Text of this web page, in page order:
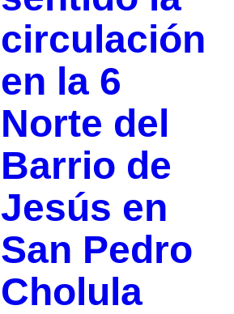
circulación
en la 6
Norte del
Barrio de
Jesús en
San Pedro
Cholula